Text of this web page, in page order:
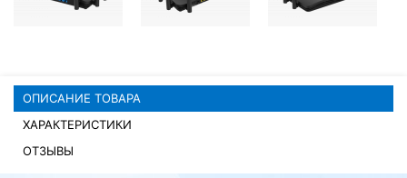
ОПИСАНИЕ ТОВАРА
ХАРАКТЕРИСТИКИ
ОТЗЫВЫ